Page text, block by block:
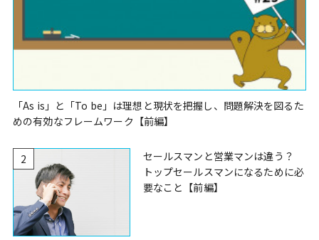
「As is」と「To be」は理想と現状を把握し、問題解決を図るた
めの有効なフレームワーク【前編】
2
セールスマンと営業マンは違う？
トップセールスマンになるために必
要なこと【前編】